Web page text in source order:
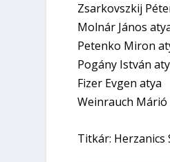
Zsarkovszkij
Molnár János
Petenko Miron
Pogány István
Fizer Evgen atya
Weinrauch Márió
Titkár: Herzanics